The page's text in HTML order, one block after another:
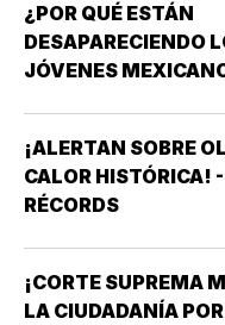
¿POR QUÉ ESTÁN
DESAPARECIENDO
JÓVENES
¡ALERTAN SOBRE
CALOR HISTÓRICA!
RÉCORDS
¡CORTE SUPREMA
LA CIUDADANÍA POR